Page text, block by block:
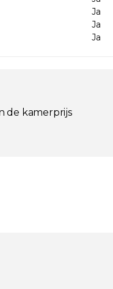
Ja
Ja
Ja
de kamerprijs